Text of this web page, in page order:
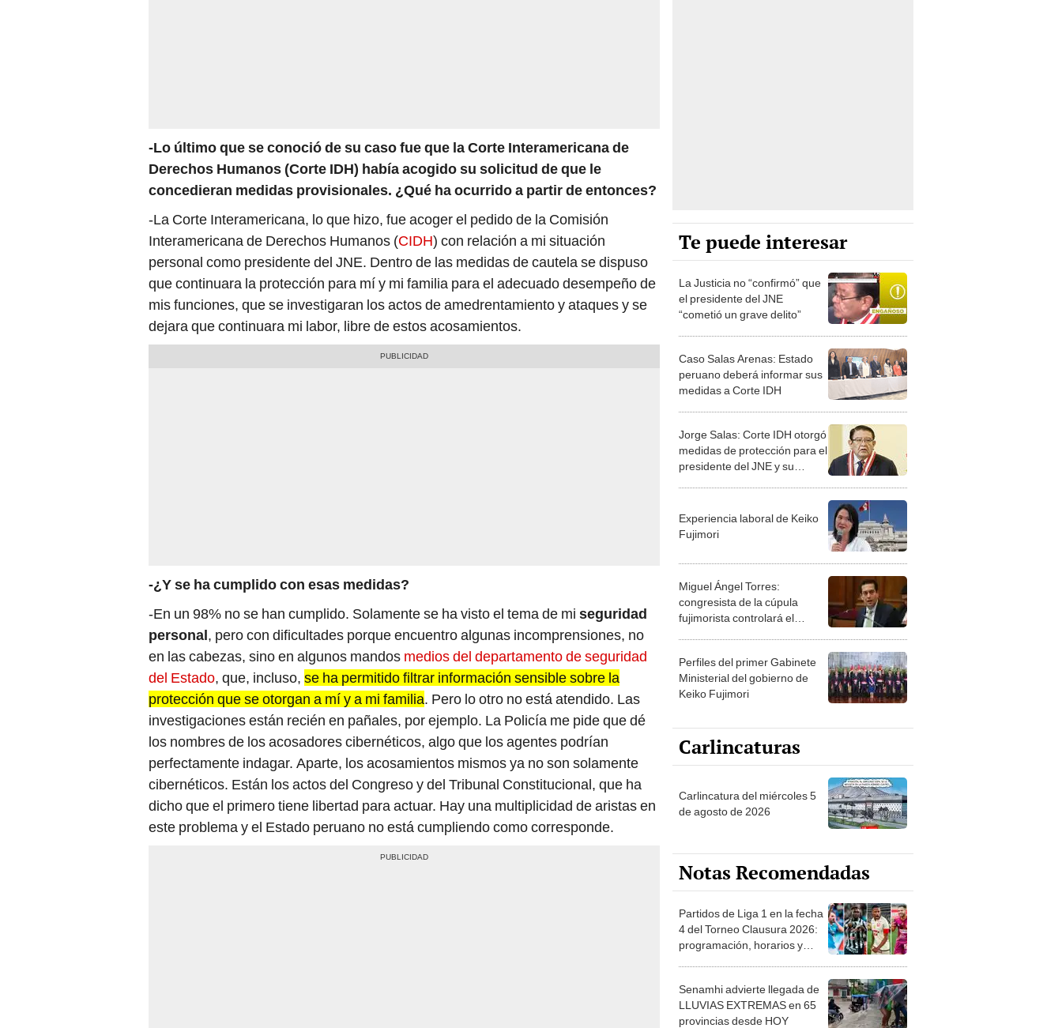
-Lo último que se conoció de su caso fue que la Corte Interamericana de
Derechos Humanos (Corte IDH) había acogido su solicitud de que le
concedieran medidas provisionales. ¿Qué ha ocurrido a partir de entonces?
-La Corte Interamericana, lo que hizo, fue acoger el pedido de la Comisión
Interamericana de Derechos Humanos (CIDH) con relación a mi situación
personal como presidente del JNE. Dentro de las medidas de cautela se dispuso
que continuara la protección para mí y mi familia para el adecuado desempeño de
mis funciones, que se investigaran los actos de amedrentamiento y ataques y se
dejara que continuara mi labor, libre de estos acosamientos.
-¿Y se ha cumplido con esas medidas?
-En un 98% no se han cumplido. Solamente se ha visto el tema de mi seguridad
personal, pero con dificultades porque encuentro algunas incomprensiones, no
en las cabezas, sino en algunos mandos medios del departamento de seguridad
del Estado, que, incluso, se ha permitido filtrar información sensible sobre la
protección que se otorgan a mí y a mi familia. Pero lo otro no está atendido. Las
investigaciones están recién en pañales, por ejemplo. La Policía me pide que dé
los nombres de los acosadores cibernéticos, algo que los agentes podrían
perfectamente indagar. Aparte, los acosamientos mismos ya no son solamente
cibernéticos. Están los actos del Congreso y del Tribunal Constitucional, que ha
dicho que el primero tiene libertad para actuar. Hay una multiplicidad de aristas en
este problema y el Estado peruano no está cumpliendo como corresponde.
Te puede interesar
La Justicia no “confirmó” que
el presidente del JNE
“cometió un grave delito”
Caso Salas Arenas: Estado
peruano deberá informar sus
medidas a Corte IDH
Jorge Salas: Corte IDH otorgó
medidas de protección para el
presidente del JNE y su
Experiencia laboral de Keiko
Fujimori
Miguel Ángel Torres:
congresista de la cúpula
fujimorista controlará el
Perfiles del primer Gabinete
Ministerial del gobierno de
Keiko Fujimori
Carlincaturas
Carlincatura del miércoles 5
de agosto de 2026
Notas Recomendadas
Partidos de Liga 1 en la fecha
4 del Torneo Clausura 2026:
programación, horarios y
Senamhi advierte llegada de
LLUVIAS EXTREMAS en 65
provincias desde HOY